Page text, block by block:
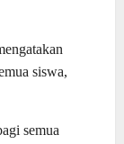
siswa,
semua